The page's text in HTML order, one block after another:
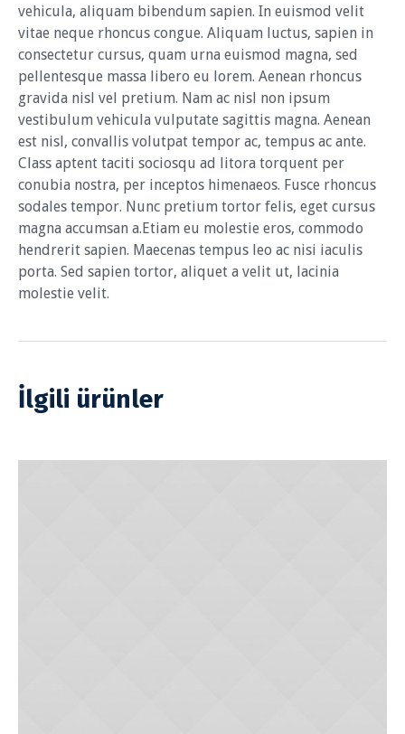
vehicula, aliquam bibendum sapien. In euismod velit
vitae neque rhoncus congue. Aliquam luctus, sapien in
consectetur cursus, quam urna euismod magna, sed
pellentesque massa libero eu lorem. Aenean rhoncus
gravida nisl vel pretium. Nam ac nisl non ipsum
vestibulum vehicula vulputate sagittis magna. Aenean
est nisl, convallis volutpat tempor ac, tempus ac ante.
Class aptent taciti sociosqu ad litora torquent per
conubia nostra, per inceptos himenaeos. Fusce rhoncus
sodales tempor. Nunc pretium tortor felis, eget cursus
magna accumsan a.Etiam eu molestie eros, commodo
hendrerit sapien. Maecenas tempus leo ac nisi iaculis
porta. Sed sapien tortor, aliquet a velit ut, lacinia
molestie velit.
İlgili ürünler